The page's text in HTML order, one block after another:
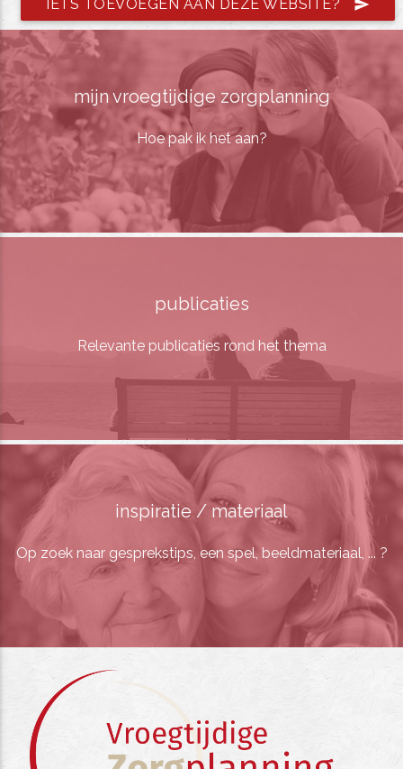
IETS TOEVOEGEN AAN DEZE WEBSITE? send
mijn vroegtijdige zorgplanning
Hoe pak ik het aan?
publicaties
Relevante publicaties rond het thema
inspiratie / materiaal
Op zoek naar gesprekstips, een spel, beeldmateriaal, ... ?